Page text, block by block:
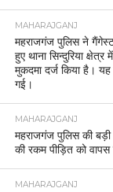
MAHARAJGANJ
महराजगंज पुलिस ने
हुए थाना सिन्दुरिया
मुकदमा दर्ज किया है।
गई।
MAHARAJGANJ
महराजगंज पुलिस की
की रकम पीड़ित को वापस
MAHARAJGANJ